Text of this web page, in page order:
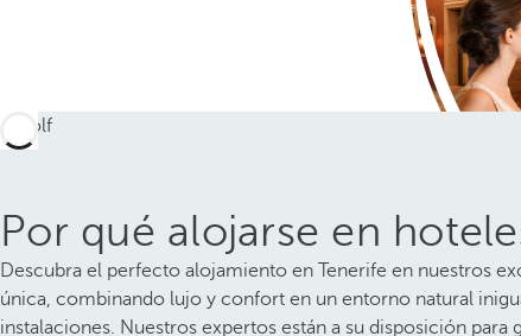
Por qué alojarse en
Descubra el perfecto alojamiento en Tenerife en nuestros
única, combinando lujo y confort en un entorno natural
instalaciones. Nuestros expertos están a su disposición